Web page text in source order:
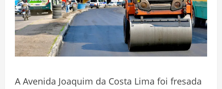
A Avenida Joaquim da Costa Lima foi fresada